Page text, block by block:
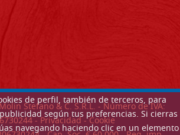
de perfil, también de terceros, para
según tus preferencias. Si cierras
navegando haciendo clic en un elemento
Stefano & C. S.R.L. - Número de IVA:
-Privacidad-Cookie